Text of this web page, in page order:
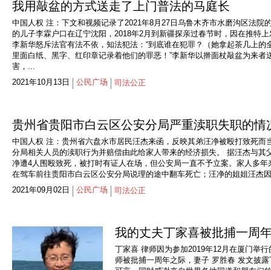
我用敲盆的方式送走了上门普法的马庭长
中国人权 注：下文和视频记录了2021年8月27日乌鲁木齐市水磨沟区法
的儿子李霖户口在辽宁沈阳，2018年2月到新疆探亲过春节时，因在推特
李新华怒斥法官有法不依，知法犯法：“到底谁在犯罪？（她拿起茶几上
里面白纸、黑字、红印章记录着他们的罪恶！”李新华以擀面杖敲盆为来
害，...
2021年10月13日
公民广场 司法公正
贵州省贵阳市白云区公安分局严重渎职失职的情
中国人权 注：贵州省六盘水市居民汪杰来函，反映其弟汪净被殴打致死
分局相关人员的渎职行为并赔偿由此给家人带来的经济损失。 据汪杰与
净遭4人围殴致死，被打时有证人在场，但公安局一直不予立案。家人多
在驾车前往贵阳市白云区公安分局说理的途中翻车死亡；汪净的姐姐汪杰
2021年09月02日
公民广场 司法公正
我的丈夫丁家喜被批捕一周
丁家喜 律师因为参加2019年12月在厦门举
师被批捕一周年之际，妻子 罗胜春 发文披